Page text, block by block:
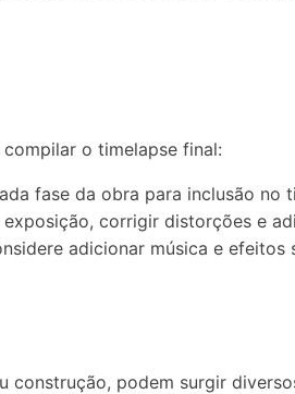
o timelapse final:
fase da obra para inclusão no
corrigir distorções e
adicionar música e
podem surgir